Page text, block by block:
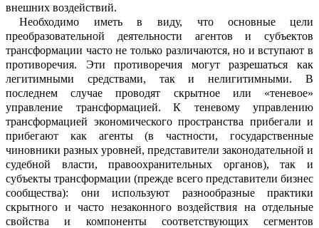
внешних воздействий.
Необходимо иметь в виду, что основные
цели
преобразовательной деятельности агентов и субъектов
трансформации часто не только различаются, но и вступают в
противоречия. Эти противоречия могут разрешаться как
легитимными средствами, так инелигитимными. В
последнем случае проводят скрытное или «теневое»
управление трансформацией.
К теневому управлению
трансформацией экономического пространства прибегали и
прибегают как агенты (в частности, государственные
чиновники разных уровней, представители законодательной и
судебной власти, правоохранительных органов), так и
субъекты трансформации (прежде всего представители бизнес
сообщества): они используют разнообразные практики
скрытного и часто незаконного воздействия на отдельные
свойства и компоненты соответствующих сегментов